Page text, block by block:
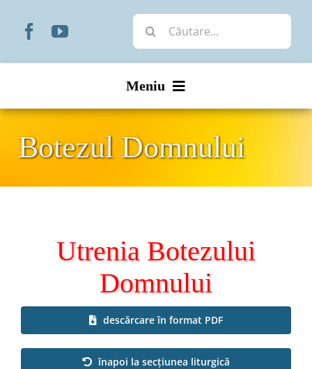
Cautare...
Meniu
Organizare
Botezul Domnului
Utrenia Botezului
Domnului
descărcare în format PDF
înapoi la secțiunea liturgică